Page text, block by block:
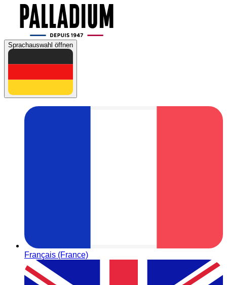
Sprachauswahl öffnen
Français (France)